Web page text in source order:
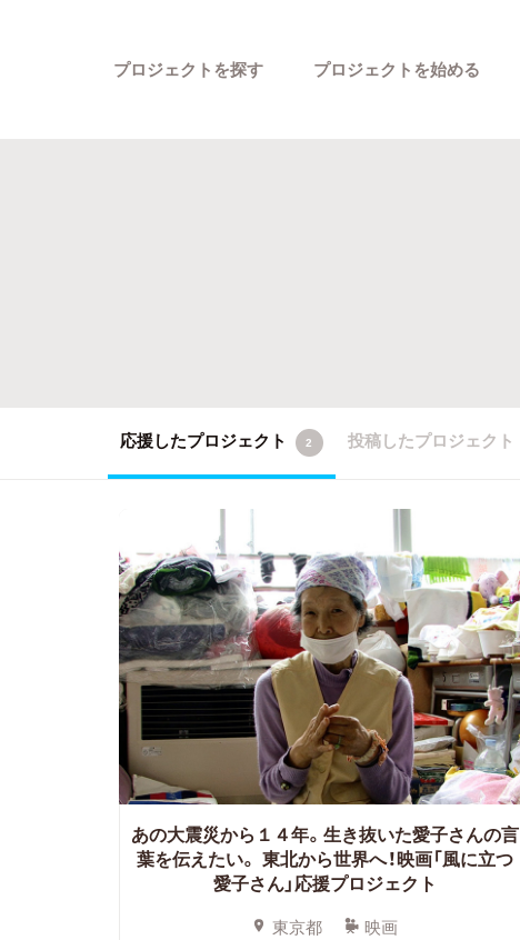
プロジェクトを探す プロジェクトを始める
応援したプロジェクト 2 投稿したプロジェクト
あの大震災から１４年。生き抜いた愛子さんの言
葉を伝えたい。 東北から世界へ！映画「風に立つ
愛子さん」応援プロジェクト
東京都 映画